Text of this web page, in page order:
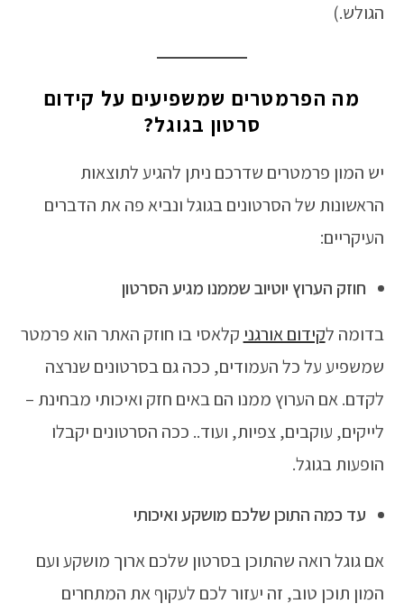
הגולש.)
מה הפרמטרים שמשפיעים על קידום
סרטון בגוגל?
יש המון פרמטרים שדרכם ניתן להגיע לתוצאות
הראשונות של הסרטונים בגוגל ונביא פה את הדברים
העיקריים:
חוזק הערוץ יוטיוב שממנו מגיע הסרטון
בדומה לקידום אורגני קלאסי בו חוזק האתר הוא פרמטר
שמשפיע על כל העמודים, ככה גם בסרטונים שנרצה
לקדם. אם הערוץ ממנו הם באים חזק ואיכותי מבחינת –
לייקים, עוקבים, צפיות, ועוד.. ככה הסרטונים יקבלו
הופעות בגוגל.
עד כמה התוכן שלכם מושקע ואיכותי
אם גוגל רואה שהתוכן בסרטון שלכם ארוך מושקע ועם
המון תוכן טוב, זה יעזור לכם לעקוף את המתחרים